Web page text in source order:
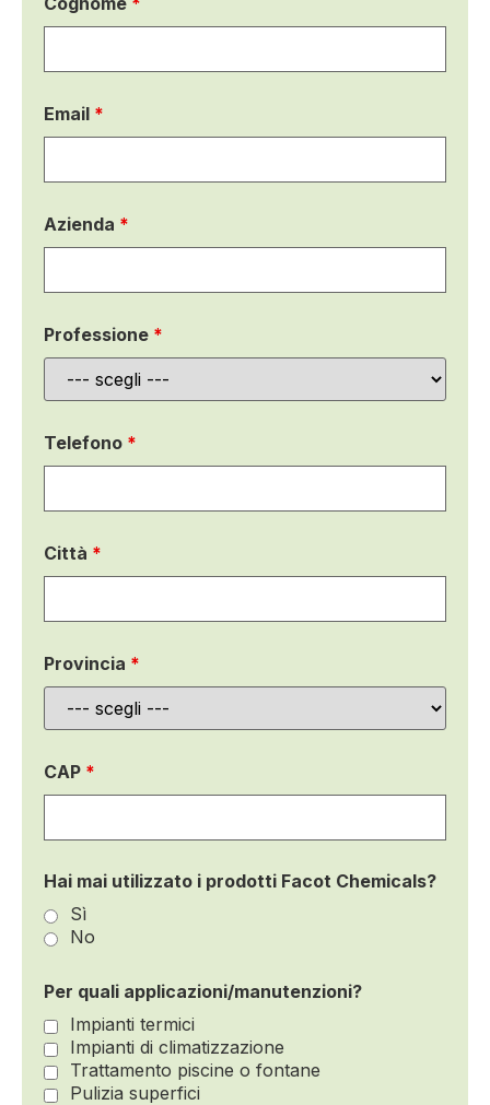
Email *
Azienda *
Professione *
Telefono *
Città *
Provincia *
CAP *
Hai mai utilizzato i prodotti Facot Chemicals?
Sì
No
Per quali applicazioni/manutenzioni?
Impianti termici
Impianti di climatizzazione
Trattamento piscine o fontane
Pulizia superfici